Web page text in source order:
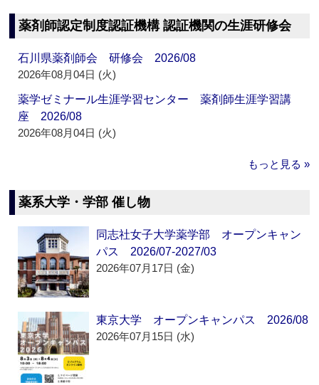
薬剤師認定制度認証機構 認証機関の生涯研修会
石川県薬剤師会 研修会 2026/08
2026年08月04日 (火)
薬学ゼミナール生涯学習センター 薬剤師生涯学習講
座 2026/08
2026年08月04日 (火)
もっと見る »
薬系大学・学部 催し物
同志社女子大学薬学部 オープンキャン
パス 2026/07-2027/03
2026年07月17日 (金)
東京大学 オープンキャンパス 2026/08
2026年07月15日 (水)